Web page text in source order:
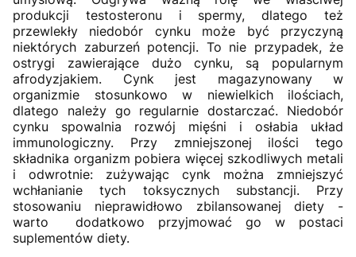
produkcji testosteronu i spermy, dlatego też
przewlekły niedobór cynku może być przyczyną
niektórych zaburzeń potencji. To nie przypadek, że
ostrygi zawierające dużo cynku, są popularnym
afrodyzjakiem. Cynk jest magazynowany w
organizmie stosunkowo w niewielkich ilościach,
dlatego należy go regularnie dostarczać. Niedobór
cynku spowalnia rozwój mięśni i osłabia układ
immunologiczny. Przy zmniejszonej ilości tego
składnika organizm pobiera więcej szkodliwych metali
i odwrotnie: zużywając cynk można zmniejszyć
wchłanianie tych toksycznych substancji. Przy
stosowaniu nieprawidłowo zbilansowanej diety -
warto dodatkowo przyjmować go w postaci
suplementów diety.